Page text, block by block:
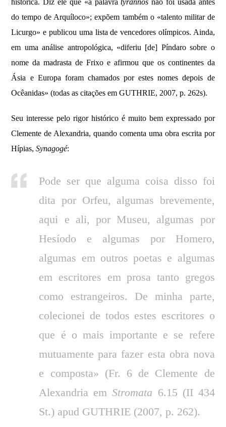
histórica. Diz ele que «a palavratyrannos não foi usada antes
do tempo de Arquíloco»; expõem também o «talento militar de
Licurgo» e publicou uma lista de vencedores olímpicos. Ainda,
em uma análise antropológica, «diferiu [de] Píndaro sobre o
nome da madrasta de Frixo e afirmou que os continentes da
Ásia e Europa foram chamados por estes nomes depois de
Ocêanidas» (todas as citações em GUTHRIE, 2007, p. 262s).
Seu interesse pelo rigor histórico é muito bem expressado por
Clemente de Alexandria, quando comenta uma obra escrita por
Hípias,Synagogé:
Pode ser que alguma coisa disso foi
dita por Orfeu, algumas brevemente,
aqui e ali, por Museu, algumas por
Hesíodo e algumas por Homero,
algumas em outros poetas e algumas
em escritores em prosa tanto gregos
como estrangeiros. De minha parte,
colecionei de todos estes escritores o
que é o mais importante e se refere
mutuamente para fazer esta obra nova
e composta» (Fr. 6 de Clemente de
Alexandria emStromata 6.15 (II 434
St.) apud GUTHRIE (2007, p. 262).